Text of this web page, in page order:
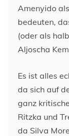
Amenyido
bedeuten,
(oder als
Aljoscha
Es ist alles
da sich auf
ganz
Ritzka und
da Silva